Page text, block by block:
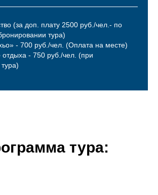
(за доп. плату 2500 руб./чел.- по
тура)
- 700 руб./чел. (Оплата на месте)
- 750 руб./чел. (при
тура: